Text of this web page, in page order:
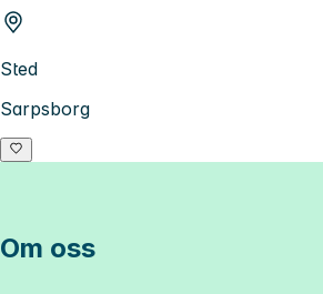
Sted
Sarpsborg
Om oss